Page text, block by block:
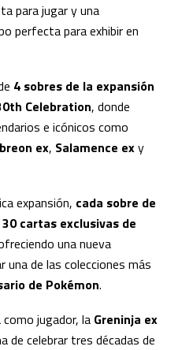
para jugar y una
perfecta para exhibir en
4 sobres de la expansión
Celebration, donde
e icónicos como
ex, Salamence exy
expansión, cada sobre de
cartas exclusivas de
una nueva
de las colecciones más
de Pokémon.
jugador, la Greninja ex
de celebrar tres décadas de